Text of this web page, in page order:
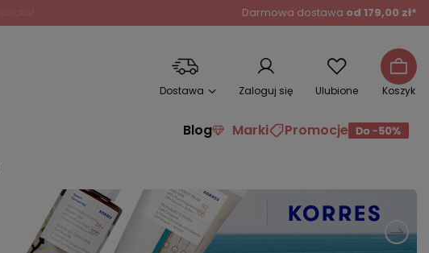
Darmowa dostawa od 179,00 zł*
Dostawa Zaloguj się Ulubione Koszyk
Blog Marki Promocje